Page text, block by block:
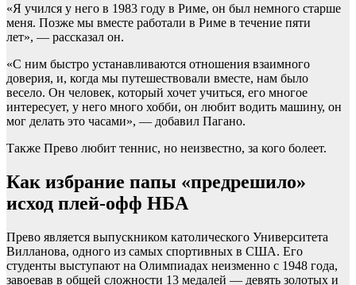
«Я учился у него в 1983 году в Риме, он был немного старше
меня. Позже мы вместе работали в Риме в течение пяти
лет», — рассказал он.
«С ним быстро устанавливаются отношения взаимного
доверия, и, когда мы путешествовали вместе, нам было
весело. Он человек, который хочет учиться, его многое
интересует, у него много хобби, он любит водить машину, он
мог делать это часами», — добавил Пагано.
Также Прево любит теннис, но неизвестно, за кого болеет.
Как избрание папы «предрешило»
исход плей-офф НБА
Прево является выпускником католического Университета
Вилланова, одного из самых спортивных в США. Его
студенты выступают на Олимпиадах неизменно с 1948 года,
завоевав в общей сложности 13 медалей — девять золотых и